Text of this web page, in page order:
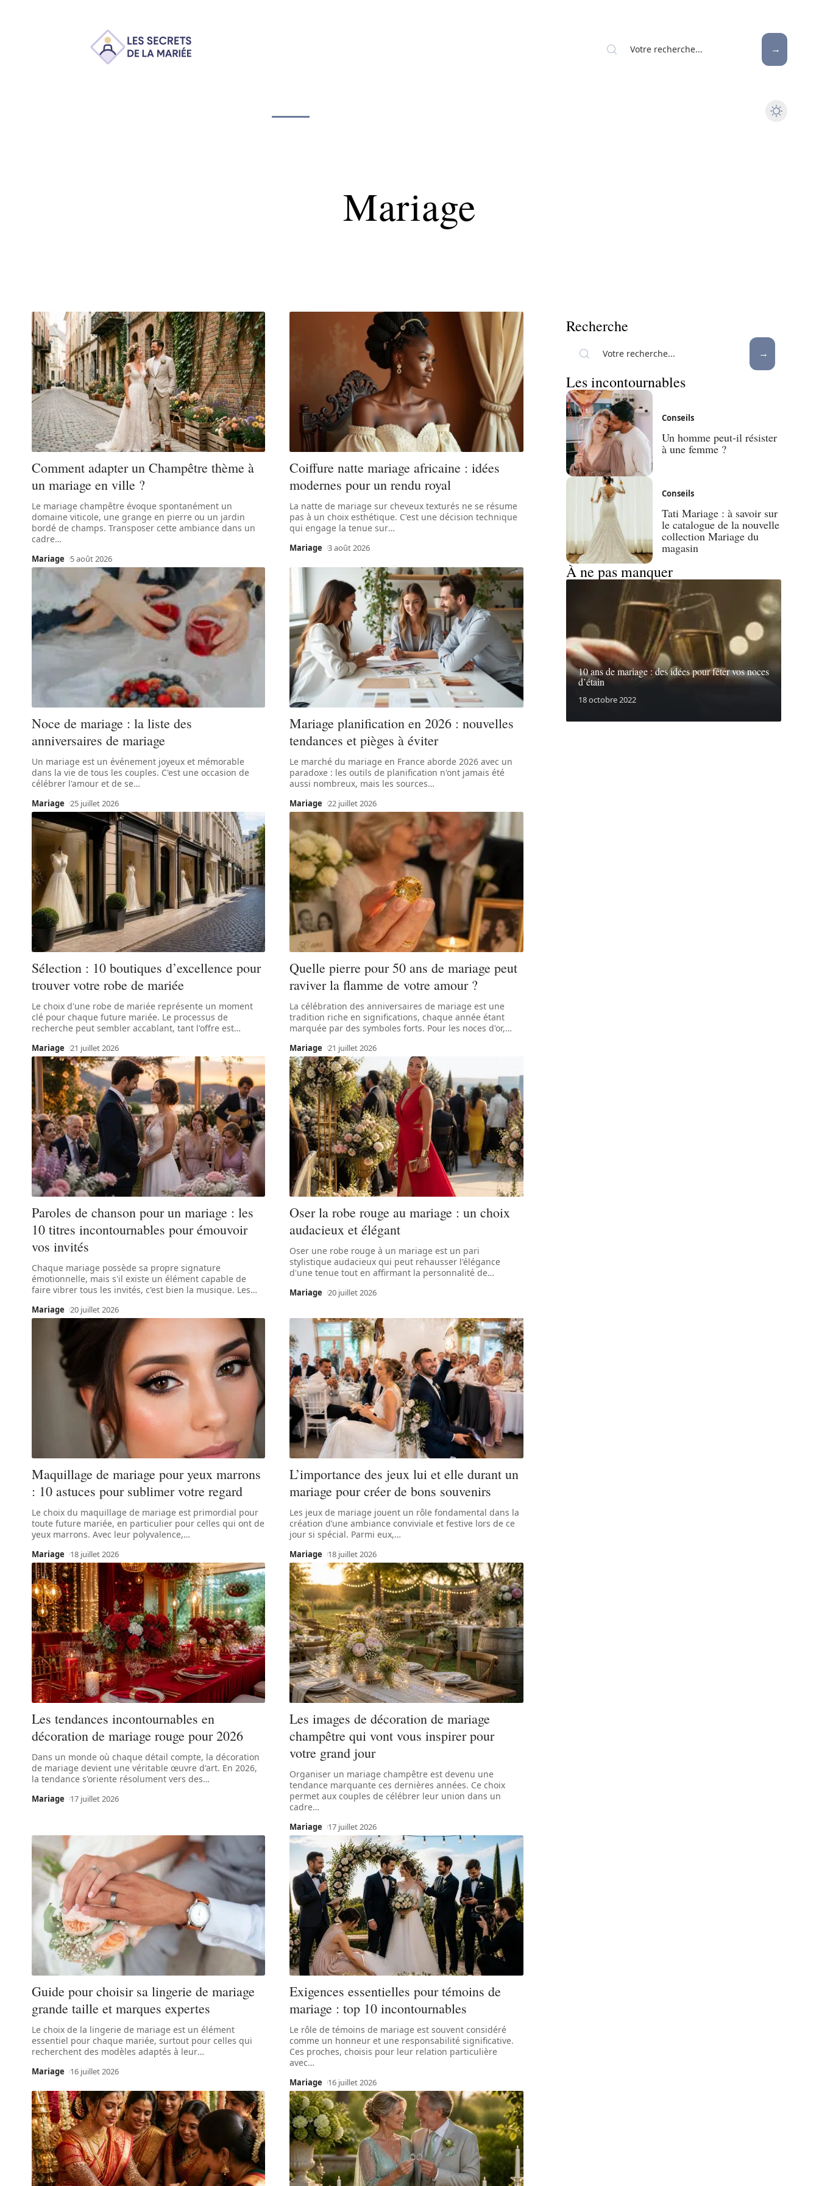
Mariage
Comment adapter un Champêtre thème à
un mariage en ville ?
Le mariage champêtre évoque spontanément un
domaine viticole, une grange en pierre ou un jardin
bordé de champs. Transposer cette ambiance dans un
cadre…
Mariage 5 août 2026
Coiffure natte mariage africaine : idées
modernes pour un rendu royal
La natte de mariage sur cheveux texturés ne se résume
pas à un choix esthétique. C'est une décision technique
qui engage la tenue sur…
Mariage 3 août 2026
Noce de mariage : la liste des
anniversaires de mariage
Un mariage est un événement joyeux et mémorable
dans la vie de tous les couples. C'est une occasion de
célébrer l'amour et de se…
Mariage 25 juillet 2026
Mariage planification en 2026 : nouvelles
tendances et pièges à éviter
Le marché du mariage en France aborde 2026 avec un
paradoxe : les outils de planification n'ont jamais été
aussi nombreux, mais les sources…
Mariage 22 juillet 2026
Sélection : 10 boutiques d’excellence pour
trouver votre robe de mariée
Le choix d'une robe de mariée représente un moment
clé pour chaque future mariée. Le processus de
recherche peut sembler accablant, tant l'offre est…
Mariage 21 juillet 2026
Quelle pierre pour 50 ans de mariage peut
raviver la flamme de votre amour ?
La célébration des anniversaires de mariage est une
tradition riche en significations, chaque année étant
marquée par des symboles forts. Pour les noces d'or,…
Mariage 21 juillet 2026
Paroles de chanson pour un mariage : les
10 titres incontournables pour émouvoir
vos invités
Chaque mariage possède sa propre signature
émotionnelle, mais s'il existe un élément capable de
faire vibrer tous les invités, c'est bien la musique. Les…
Mariage 20 juillet 2026
Oser la robe rouge au mariage : un choix
audacieux et élégant
Oser une robe rouge à un mariage est un pari
stylistique audacieux qui peut rehausser l'élégance
d'une tenue tout en affirmant la personnalité de…
Mariage 20 juillet 2026
Maquillage de mariage pour yeux marrons
: 10 astuces pour sublimer votre regard
Le choix du maquillage de mariage est primordial pour
toute future mariée, en particulier pour celles qui ont de
yeux marrons. Avec leur polyvalence,…
Mariage 18 juillet 2026
L’importance des jeux lui et elle durant un
mariage pour créer de bons souvenirs
Les jeux de mariage jouent un rôle fondamental dans la
création d’une ambiance conviviale et festive lors de ce
jour si spécial. Parmi eux,…
Mariage 18 juillet 2026
Les tendances incontournables en
décoration de mariage rouge pour 2026
Dans un monde où chaque détail compte, la décoration
de mariage devient une véritable œuvre d'art. En 2026,
la tendance s'oriente résolument vers des…
Mariage 17 juillet 2026
Les images de décoration de mariage
champêtre qui vont vous inspirer pour
votre grand jour
Organiser un mariage champêtre est devenu une
tendance marquante ces dernières années. Ce choix
permet aux couples de célébrer leur union dans un
cadre…
Mariage 17 juillet 2026
Guide pour choisir sa lingerie de mariage
grande taille et marques expertes
Le choix de la lingerie de mariage est un élément
essentiel pour chaque mariée, surtout pour celles qui
recherchent des modèles adaptés à leur…
Mariage 16 juillet 2026
Exigences essentielles pour témoins de
mariage : top 10 incontournables
Le rôle de témoins de mariage est souvent considéré
comme un honneur et une responsabilité significative.
Ces proches, choisis pour leur relation particulière
avec…
Mariage 16 juillet 2026
Recherche
Les incontournables
Conseils
Un homme peut-il résister
à une femme ?
Conseils
Tati Mariage : à savoir sur
le catalogue de la nouvelle
collection Mariage du
magasin
À ne pas manquer
10 ans de mariage : des idées pour fêter vos noces
d’étain
18 octobre 2022